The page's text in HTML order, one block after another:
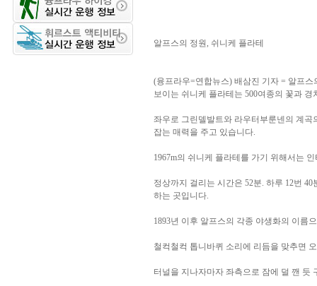
알프스의 정원, 쉬니케 플라테
(융프라우=연합뉴스) 배삼진 기자 = 알프
보이는 쉬니케 플라테는 500여종의 꽃과
좌우로 그린델발트와 라우터부룬넨의 계
잡는 매력을 주고 있습니다.
1967m의 쉬니케 플라테를 가기 위해서는
정상까지 걸리는 시간은 52분. 하루 12번
하는 곳입니다.
1893년 이후 알프스의 각종 야생화의 이름
철컥철컥 톱니바퀴 소리에 리듬을 맞추면
터널을 지나자마자 좌측으로 잠에 덜 깬 듯